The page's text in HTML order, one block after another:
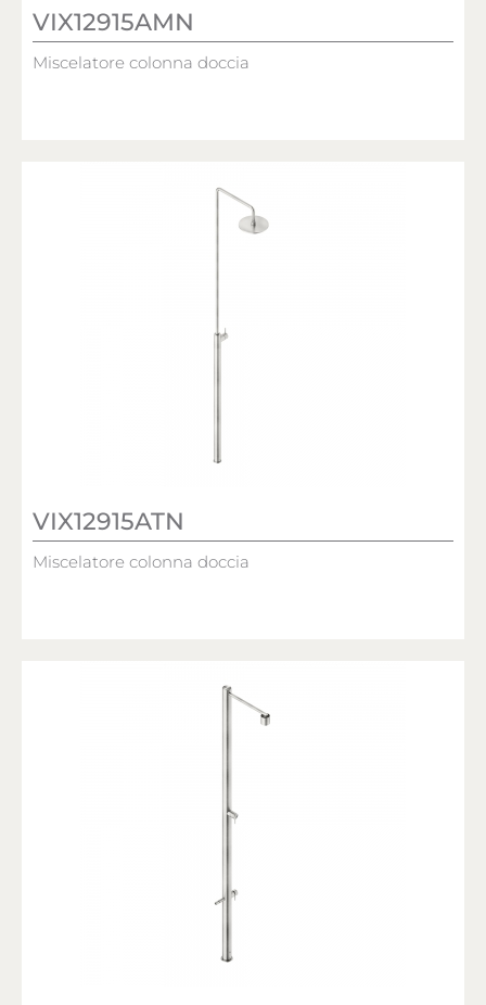
VIX12915AMN
Miscelatore colonna doccia
VIX12915ATN
Miscelatore colonna doccia